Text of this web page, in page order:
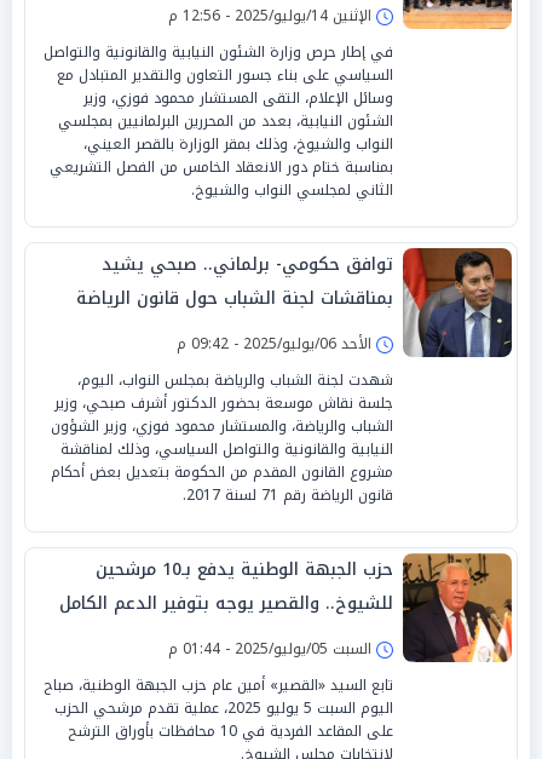
الإثنين 14/يوليو/2025 - 12:56 م
في إطار حرص وزارة الشئون النيابية والقانونية والتواصل
السياسي على بناء جسور التعاون والتقدير المتبادل مع
وسائل الإعلام، التقى المستشار محمود فوزي، وزير
الشئون النيابية، بعدد من المحررين البرلمانيين بمجلسي
النواب والشيوخ، وذلك بمقر الوزارة بالقصر العيني،
بمناسبة ختام دور الانعقاد الخامس من الفصل التشريعي
الثاني لمجلسي النواب والشيوخ.
توافق حكومي- برلماني.. صبحي يشيد
بمناقشات لجنة الشباب حول قانون الرياضة
الجديد
الأحد 06/يوليو/2025 - 09:42 م
شهدت لجنة الشباب والرياضة بمجلس النواب، اليوم،
جلسة نقاش موسعة بحضور الدكتور أشرف صبحي، وزير
الشباب والرياضة، والمستشار محمود فوزي، وزير الشؤون
النيابية والقانونية والتواصل السياسي، وذلك لمناقشة
مشروع القانون المقدم من الحكومة بتعديل بعض أحكام
قانون الرياضة رقم 71 لسنة 2017.
حزب الجبهة الوطنية يدفع بـ10 مرشحين
للشيوخ.. والقصير يوجه بتوفير الدعم الكامل
السبت 05/يوليو/2025 - 01:44 م
تابع السيد «القصير» أمين عام حزب الجبهة الوطنية، صباح
اليوم السبت 5 يوليو 2025، عملية تقدم مرشحي الحزب
على المقاعد الفردية في 10 محافظات بأوراق الترشح